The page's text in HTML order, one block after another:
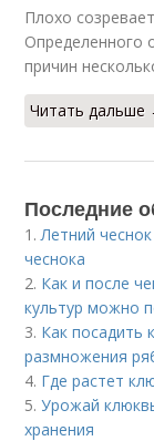
Плохо
Определенного
причин
Читать дальше
Последние
1. Летний
чеснока
2. Как и после
культур можно
3. Как посадить
размножения
4. Где растет
5.Урожай
хранения